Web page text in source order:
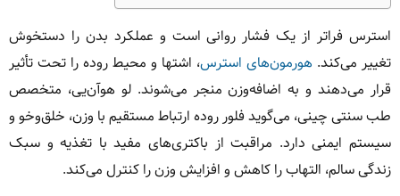
استرس فراتر از یک فشار روانی است و عملکرد بدن را دستخوش
تغییر می‌کند. هورمون‌های استرس، اشتها و محیط روده را تحت تأثیر
قرار می‌دهند و به اضافه‌وزن منجر می‌شوند. لو هوآن‌یی، متخصص
طب سنتی چینی، می‌گوید فلور روده ارتباط مستقیم با وزن، خلق‌وخو و
سیستم ایمنی دارد. مراقبت از باکتری‌های مفید با تغذیه و سبک
زندگی سالم، التهاب را کاهش و افزایش وزن را کنترل می‌کند.